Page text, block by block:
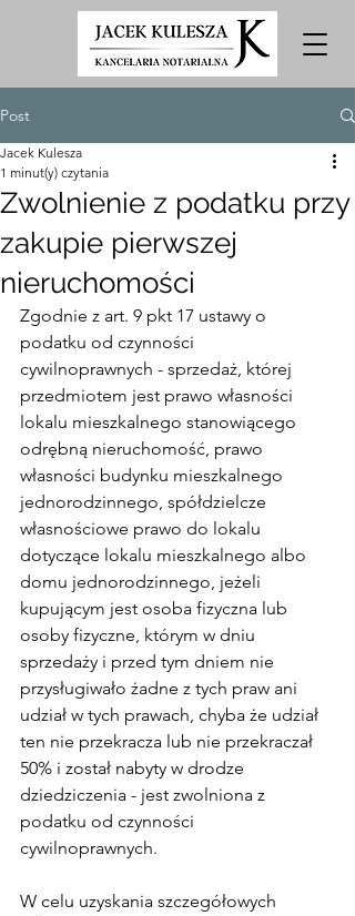
Post
Zwolnienie z podatku przy
zakupie pierwszej
nieruchomości
Jacek Kulesza
1 minut(y) czytania
Zgodnie z art. 9 pkt 17 ustawy o
podatku od czynności
cywilnoprawnych - sprzedaż, której
przedmiotem jest prawo własności
lokalu mieszkalnego stanowiącego
odrębną nieruchomość, prawo
własności budynku mieszkalnego
jednorodzinnego, spółdzielcze
własnościowe prawo do lokalu
dotyczące lokalu mieszkalnego albo
domu jednorodzinnego, jeżeli
kupującym jest osoba fizyczna lub
osoby fizyczne, którym w dniu
sprzedaży i przed tym dniem nie
przysługiwało żadne z tych praw ani
udział w tych prawach, chyba że udział
ten nie przekracza lub nie przekraczał
50% i został nabyty w drodze
dziedziczenia - jest zwolniona z
podatku od czynności
cywilnoprawnych.
W celu uzyskania szczegółowych